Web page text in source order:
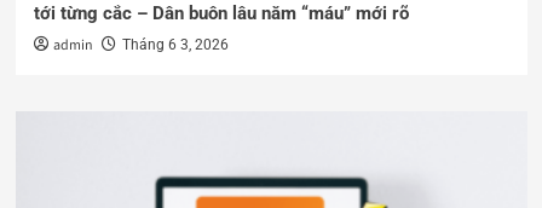
tới từng cắc – Dân buôn lâu năm “máu” mới rõ
admin Tháng 6 3, 2026